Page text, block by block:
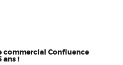
commercial Confluence
ans !